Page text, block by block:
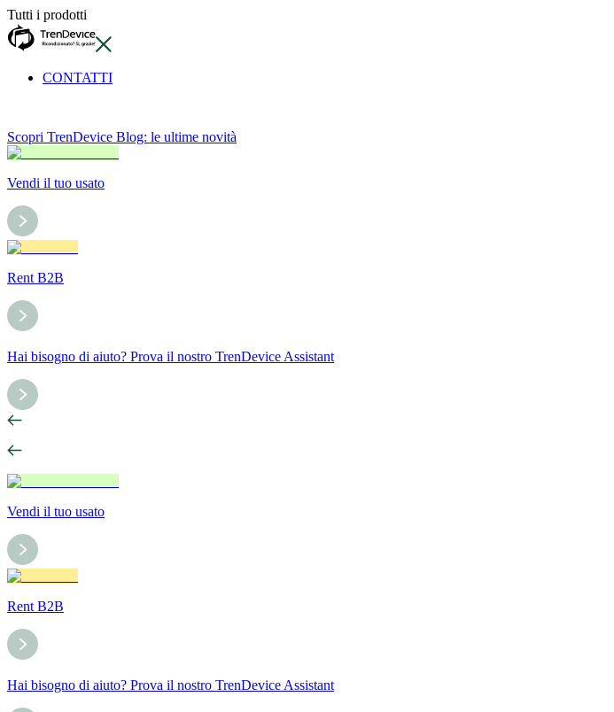
Tutti i prodotti
CONTATTI
Scopri TrenDevice Blog: le ultime novità
Vendi il tuo usato
Rent B2B
Hai bisogno di aiuto? Prova il nostro TrenDevice Assistant
Vendi il tuo usato
Rent B2B
Hai bisogno di aiuto? Prova il nostro TrenDevice Assistant